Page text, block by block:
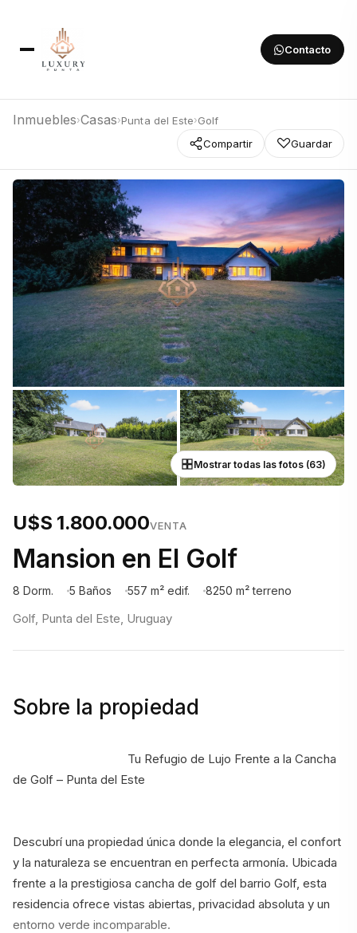
Contacto
Inmuebles›Casas›Punta del Este›Golf
Compartir
Guardar
Mostrar todas las fotos (63)
U$S 1.800.000VENTA
Mansion en El Golf
8 Dorm. 5 Baños 557 m² edif. 8250 m² terreno
Golf, Punta del Este, Uruguay
Sobre la propiedad
de Golf – Punta del Este
Descubrí una propiedad única donde la elegancia, el confort
y la naturaleza se encuentran en perfecta armonía. Ubicada
frente a la prestigiosa cancha de golf del barrio Golf, esta
residencia ofrece vistas abiertas, privacidad absoluta y un
entorno verde incomparable.